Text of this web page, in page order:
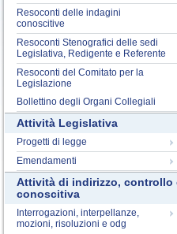
Resoconti delle indagini
conoscitive
Resoconti Stenografici delle sedi
Legislativa, Redigente e Referente
Resoconti del Comitato per la
Legislazione
Bollettino degli Organi Collegiali
Attività Legislativa
Progetti di legge
Emendamenti
Attività di indirizzo, controllo
conoscitiva
Interrogazioni, interpellanze,
mozioni, risoluzioni e odg